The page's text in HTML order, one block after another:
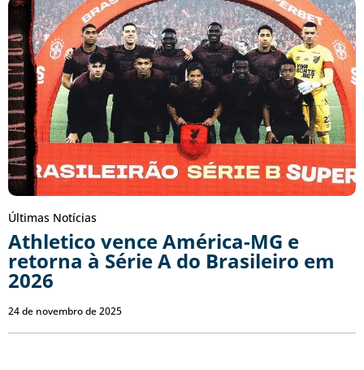
Últimas Notícias
Athletico vence América-MG e
retorna à Série A do Brasileiro em
2026
24 de novembro de 2025